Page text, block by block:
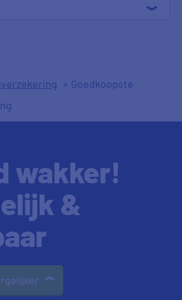
» Goedkoopste
wakker!
&